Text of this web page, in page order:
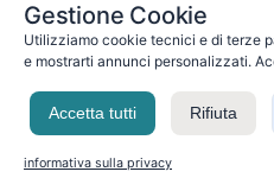
Gestione Cookie
Utilizziamo cookie tecnici e di terze
e mostrarti annunci personalizzati.
Accetta tutti Rifiuta
informativa sulla privacy
lsnn.net
Privacy Policy